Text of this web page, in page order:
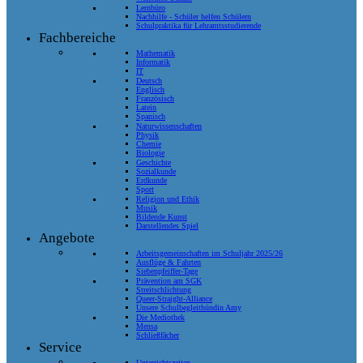
Lernbüro
Nachhilfe - Schüler helfen Schülern
Schulpraktika für Lehramtsstudierende
Fachbereiche
Mathematik
Informatik
IT
Deutsch
Englisch
Französisch
Latein
Spanisch
Naturwissenschaften
Physik
Chemie
Biologie
Geschichte
Sozialkunde
Erdkunde
Sport
Religion und Ethik
Musik
Bildende Kunst
Darstellendes Spiel
Angebote
Arbeitsgemeinschaften im Schuljahr 2025/26
Ausflüge & Fahrten
Siebenpfeiffer-Tage
Prävention am SGK
Streitschlichtung
Queer-Straight-Alliance
Unsere Schulbegleithündin Amy
Die Mediothek
Mensa
Schließfächer
Service